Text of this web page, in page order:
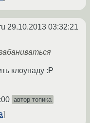
29.10.2013 03:32:21
клоунаду :P
автор топика